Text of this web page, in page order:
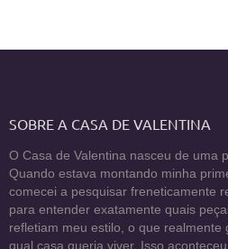
SOBRE A CASA DE VALENTINA
O Casa de Valentina nasceu de uma
Quando estava montando minha
comecei a pesquisar freneticamente
para entender exatamente quais
refletiam meu estilo, o que realmente
qual casa queria viver. Isso